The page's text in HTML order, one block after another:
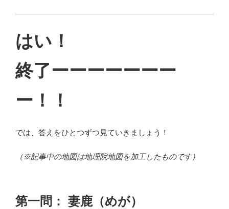
はい！
終了ーーーーーーー
ー！！
では、答えをひとつずつ見ていきましょう！
（※記事中の地図は地理院地図を加工したものです）
第一問： 妻鹿（めが）